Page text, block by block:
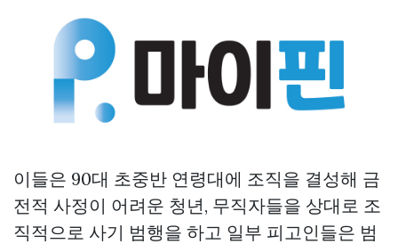
이들은 90대 초중반 연령대에 조직을 결성해 금
전적 사정이 어려운 청년, 무직자들을 상대로 조
직적으로 사기 범행을 하고 일부 피고인들은 범